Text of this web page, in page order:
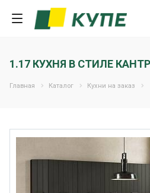
1.17 КУХНЯ В СТИЛЕ
Главная Каталог Кухни на заказ